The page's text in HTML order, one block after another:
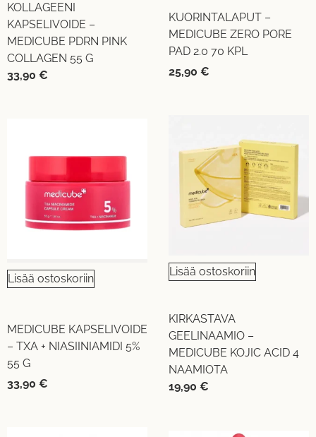
KOLLAGEENI
KAPSELIVOIDE –
MEDICUBE PDRN PINK
COLLAGEN 55 G
33,90 €
KUORINTALAPUT –
MEDICUBE ZERO PORE
PAD 2.0 70 KPL
25,90 €
Lisää ostoskoriin
MEDICUBE KAPSELIVOIDE
– TXA + NIASIINIAMIDI 5%
55 G
33,90 €
Lisää ostoskoriin
KIRKASTAVA
GEELINAAMIO –
MEDICUBE KOJIC ACID 4
NAAMIOTA
19,90 €